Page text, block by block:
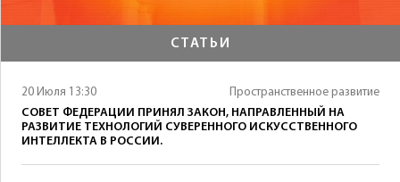
СТАТЬИ
20 Июля 13:30
Пространственное развитие
СОВЕТ ФЕДЕРАЦИИ ПРИНЯЛ ЗАКОН, НАПРАВЛЕННЫЙ НА
РАЗВИТИЕ ТЕХНОЛОГИЙ СУВЕРЕННОГО ИСКУССТВЕННОГО
ИНТЕЛЛЕКТА В РОССИИ.